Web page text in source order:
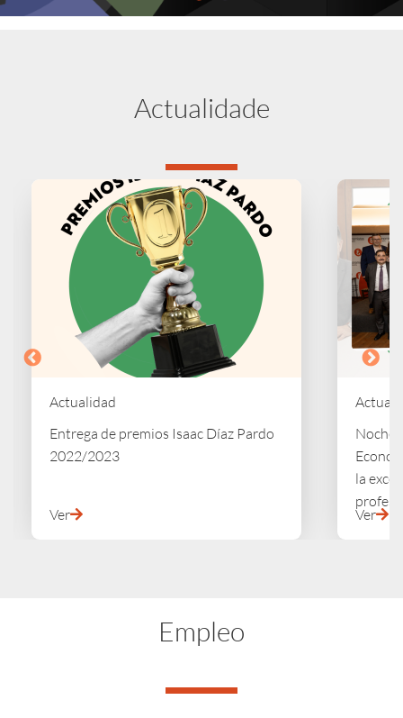
Actualidade
Actualidad
Entrega de premios Isaac Díaz Pardo
2022/2023
Ver
Noche
la
Ver
Empleo